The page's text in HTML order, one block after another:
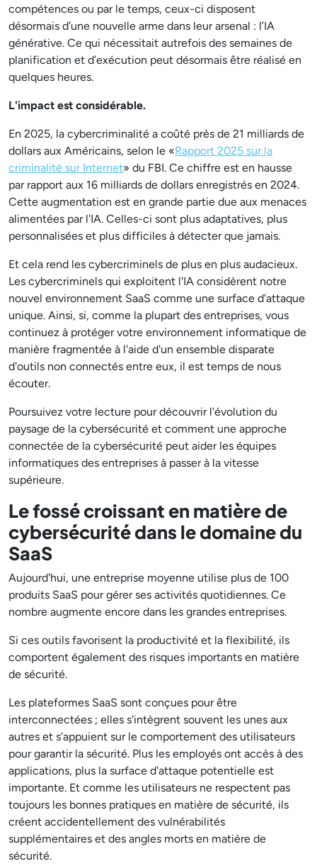
compétences ou par le temps, ceux-ci disposent
désormais d’une nouvelle arme dans leur arsenal : l’IA
générative. Ce qui nécessitait autrefois des semaines de
planification et d’exécution peut désormais être réalisé en
quelques heures.
L'impact est considérable.
En 2025, la cybercriminalité a coûté près de 21 milliards de
dollars aux Américains, selon le «Rapport 2025 sur la
criminalité sur Internet» du FBI. Ce chiffre est en hausse
par rapport aux 16 milliards de dollars enregistrés en 2024.
Cette augmentation est en grande partie due aux menaces
alimentées par l'IA. Celles-ci sont plus adaptatives, plus
personnalisées et plus difficiles à détecter que jamais.
Et cela rend les cybercriminels de plus en plus audacieux.
Les cybercriminels qui exploitent l'IA considèrent notre
nouvel environnement SaaS comme une surface d'attaque
unique. Ainsi, si, comme la plupart des entreprises, vous
continuez à protéger votre environnement informatique de
manière fragmentée à l'aide d'un ensemble disparate
d'outils non connectés entre eux, il est temps de nous
écouter.
Poursuivez votre lecture pour découvrir l'évolution du
paysage de la cybersécurité et comment une approche
connectée de la cybersécurité peut aider les équipes
informatiques des entreprises à passer à la vitesse
supérieure.
Le fossé croissant en matière de
cybersécurité dans le domaine du
SaaS
Aujourd'hui, une entreprise moyenne utilise plus de 100
produits SaaS pour gérer ses activités quotidiennes. Ce
nombre augmente encore dans les grandes entreprises.
Si ces outils favorisent la productivité et la flexibilité, ils
comportent également des risques importants en matière
de sécurité.
Les plateformes SaaS sont conçues pour être
interconnectées ; elles s'intègrent souvent les unes aux
autres et s'appuient sur le comportement des utilisateurs
pour garantir la sécurité. Plus les employés ont accès à des
applications, plus la surface d'attaque potentielle est
importante. Et comme les utilisateurs ne respectent pas
toujours les bonnes pratiques en matière de sécurité, ils
créent accidentellement des vulnérabilités
supplémentaires et des angles morts en matière de
sécurité.